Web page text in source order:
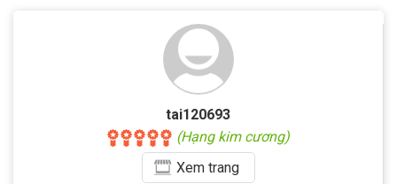
tai120693
(Hạng kim cương)
Xemtrang